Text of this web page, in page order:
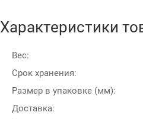
Характеристики
Вес:
Срок хранения:
Размер в упаковке (мм):
Доставка: